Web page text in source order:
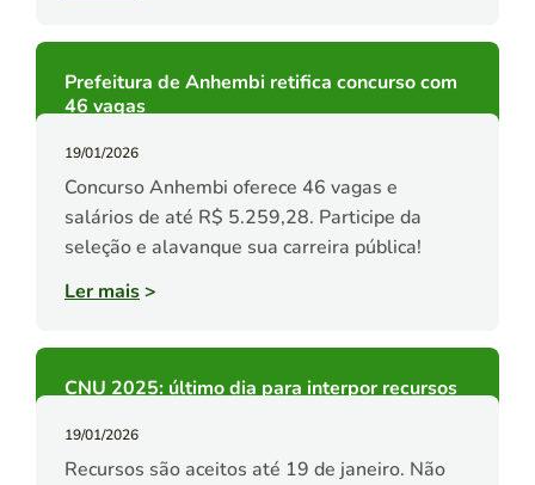
Prefeitura de Anhembi retifica concurso com
46 vagas
19/01/2026
Concurso Anhembi oferece 46 vagas e
salários de até R$ 5.259,28. Participe da
seleção e alavanque sua carreira pública!
Ler mais>
CNU 2025: último dia para interpor recursos
19/01/2026
Recursos são aceitos até 19 de janeiro. Não